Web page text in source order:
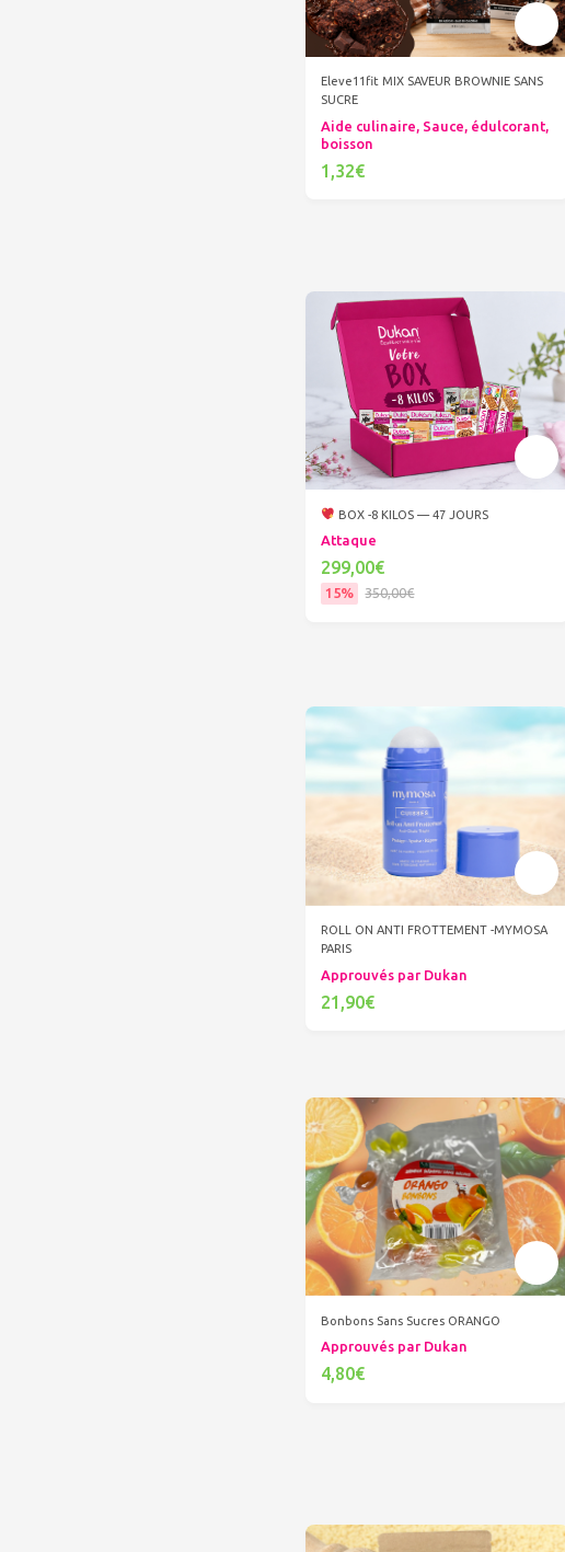
Eleve11fit MIX SAVEUR BROWNIE SANS
SUCRE
Aide culinaire, Sauce, édulcorant,
boisson
1,32€
BOX -8 KILOS — 47 JOURS
Attaque
299,00€
15%
350,00€
ROLL ON ANTI FROTTEMENT -MYMOSA
PARIS
Approuvés par Dukan
21,90€
Bonbons Sans Sucres ORANGO
Approuvés par Dukan
4,80€